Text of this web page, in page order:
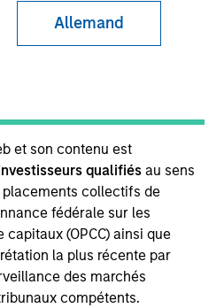
Allemand
et son contenu est
qualifiésau sens
collectifs de
fédérale sur les
(OPCC) ainsi que
la plus récente par
des marchés
compétents.